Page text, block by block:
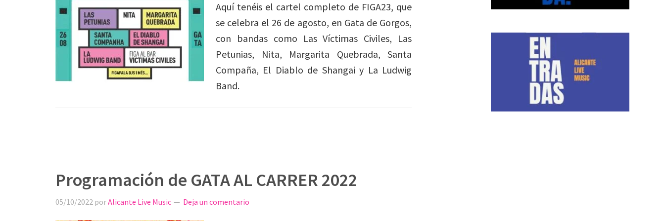
Aquí tenéis el cartel completo de FIGA23, que
se celebra el 26 de agosto, en Gata de Gorgos,
con bandas como Las Víctimas Civiles, Las
Petunias, Nita, Margarita Quebrada, Santa
Compaña, El Diablo de Shangai y La Ludwig
Band.
Programación de GATA AL CARRER 2022
05/10/2022 porAlicante Live Music Deja un comentario